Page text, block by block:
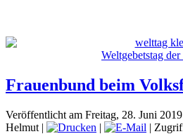
Weltgebetstag der
Frauenbund beim
Veröffentlicht am Freitag, 28. Juni
Helmut | | |